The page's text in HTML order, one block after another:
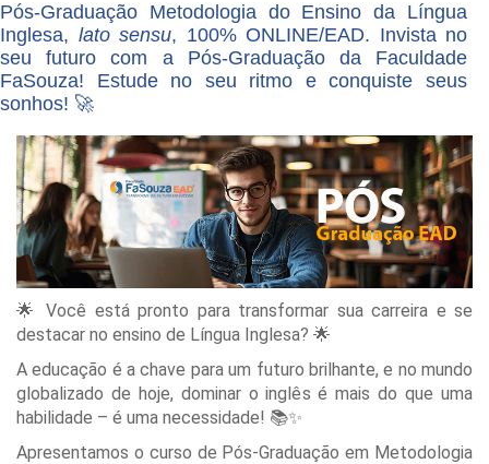
Pós-Graduação Metodologia do Ensino da Língua
Inglesa, lato sensu, 100% ONLINE/EAD. Invista no
seu futuro com a Pós-Graduação da Faculdade
FaSouza! Estude no seu ritmo e conquiste seus
sonhos! 🚀
🌟 Você está pronto para transformar sua carreira e se
destacar no ensino de Língua Inglesa? 🌟
A educação é a chave para um futuro brilhante, e no mundo
globalizado de hoje, dominar o inglês é mais do que uma
habilidade – é uma necessidade! 📚✨
Apresentamos o curso de Pós-Graduação em Metodologia